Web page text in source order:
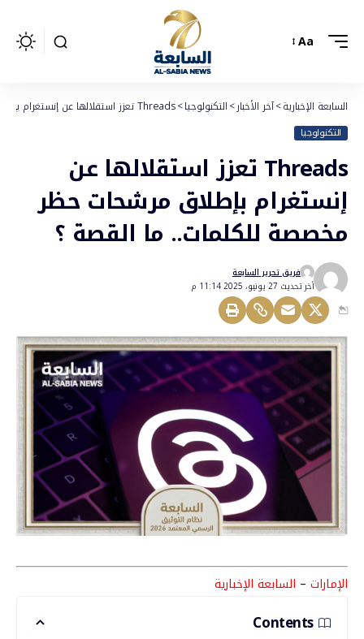
Aa
السابعة الإخبارية>آخر الأخبار>التكنولوجيا>Threads تعزز استقلالها عن إنستغرام بإطلاق مرشحات حظر مخصصة للكلمات.. ما القصة ؟
التكنولوجيا
Threads تعزز استقلالها عن
إنستغرام بإطلاق مرشحات حظر
مخصصة للكلمات.. ما القصة ؟
أخر تحديث 27 يونيو، 2025 11:14 م
فريق تحرير السابعة
الإمارات – السابعة الإخبارية
Contents